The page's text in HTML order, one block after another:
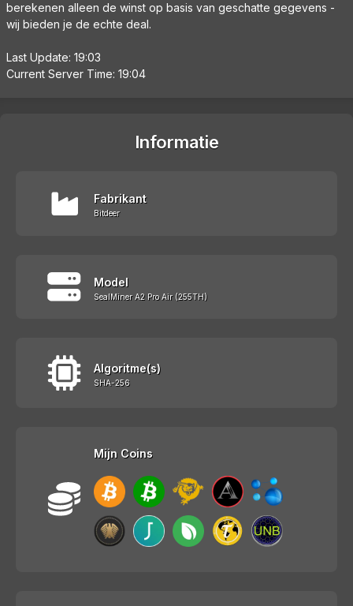
berekenen alleen de winst op basis van geschatte gegevens -
wij bieden je de echte deal.
Last Update: 19:03
Current Server Time: 19:04
Informatie
Fabrikant
Bitdeer
Model
SealMiner A2 Pro Air (255TH)
Algoritme(s)
SHA-256
Mijn Coins